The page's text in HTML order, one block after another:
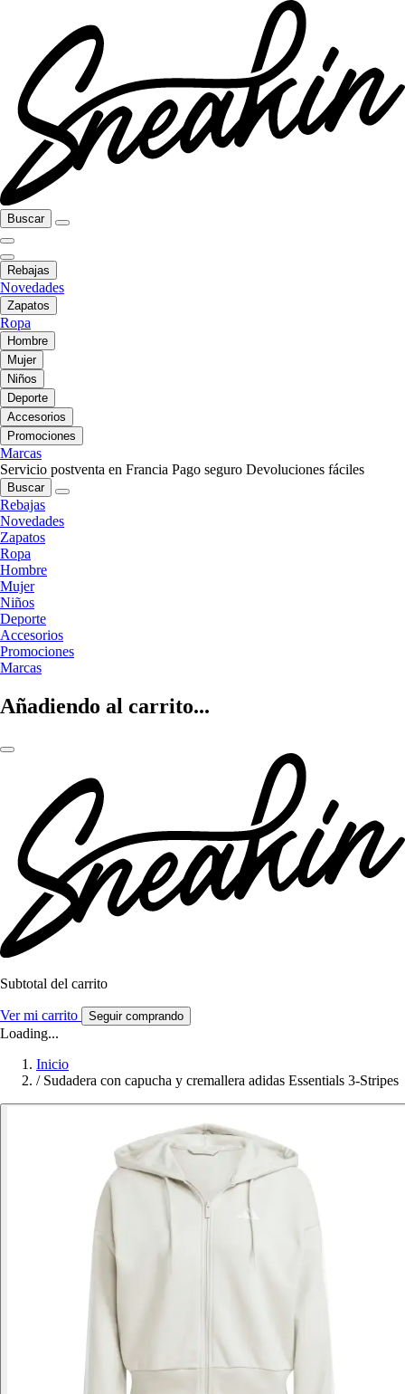
Buscar
Rebajas
Novedades
Zapatos
Ropa
Hombre
Mujer
Niños
Deporte
Accesorios
Promociones
Marcas
Servicio postventa en Francia Pago seguro Devoluciones fáciles
Buscar
Rebajas
Novedades
Zapatos
Ropa
Hombre
Mujer
Niños
Deporte
Accesorios
Promociones
Marcas
Añadiendo al carrito...
Subtotal del carrito
Ver mi carrito Seguir comprando
Loading...
Inicio
/ Sudadera con capucha y cremallera adidas Essentials 3-Stripes